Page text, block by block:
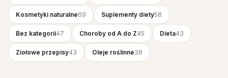
Kosmetyki naturalne69 Suplementy diety58
Bez kategorii47 Choroby od A do Z45 Dieta43
Ziołowe przepisy43 Oleje roślinne38